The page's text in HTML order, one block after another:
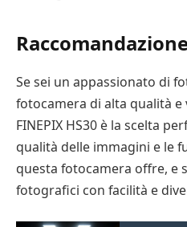
Se sei un appassionato di
fotocamera di alta qualità e
FINEPIX HS30 è la scelta
qualità delle immagini e le
questa fotocamera offre, e
fotografici con facilità e